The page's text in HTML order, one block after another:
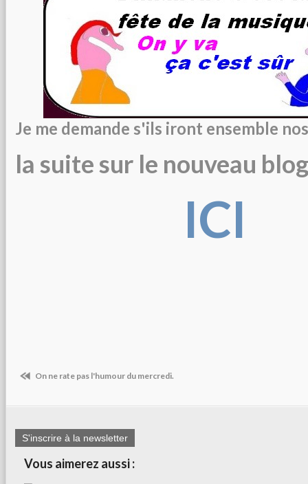
Je me demande s'ils iront ensemble
la suite sur le nouveau blog
ICI
On ne rate pas l'humour du mercredi.
S'inscrire à la newsletter
Vous aimerez aussi :